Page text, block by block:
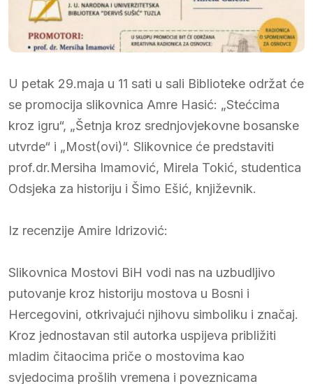
U petak 29.maja u 11 sati u sali Biblioteke održat će
se promocija slikovnica Amre Hasić: „Stećcima
kroz igru“, „Šetnja kroz srednjovjekovne bosanske
utvrde“ i „Most(ovi)“. Slikovnice će predstaviti
prof.dr.Mersiha Imamović, Mirela Tokić, studentica
Odsjeka za historiju i Šimo Ešić, književnik.
Iz recenzije Amire Idrizović:
Slikovnica Mostovi BiH vodi nas na uzbudljivo
putovanje kroz historiju mostova u Bosni i
Hercegovini, otkrivajući njihovu simboliku i značaj.
Kroz jednostavan stil autorka uspijeva približiti
mladim čitaocima priče o mostovima kao
svjedocima prošlih vremena i poveznicama